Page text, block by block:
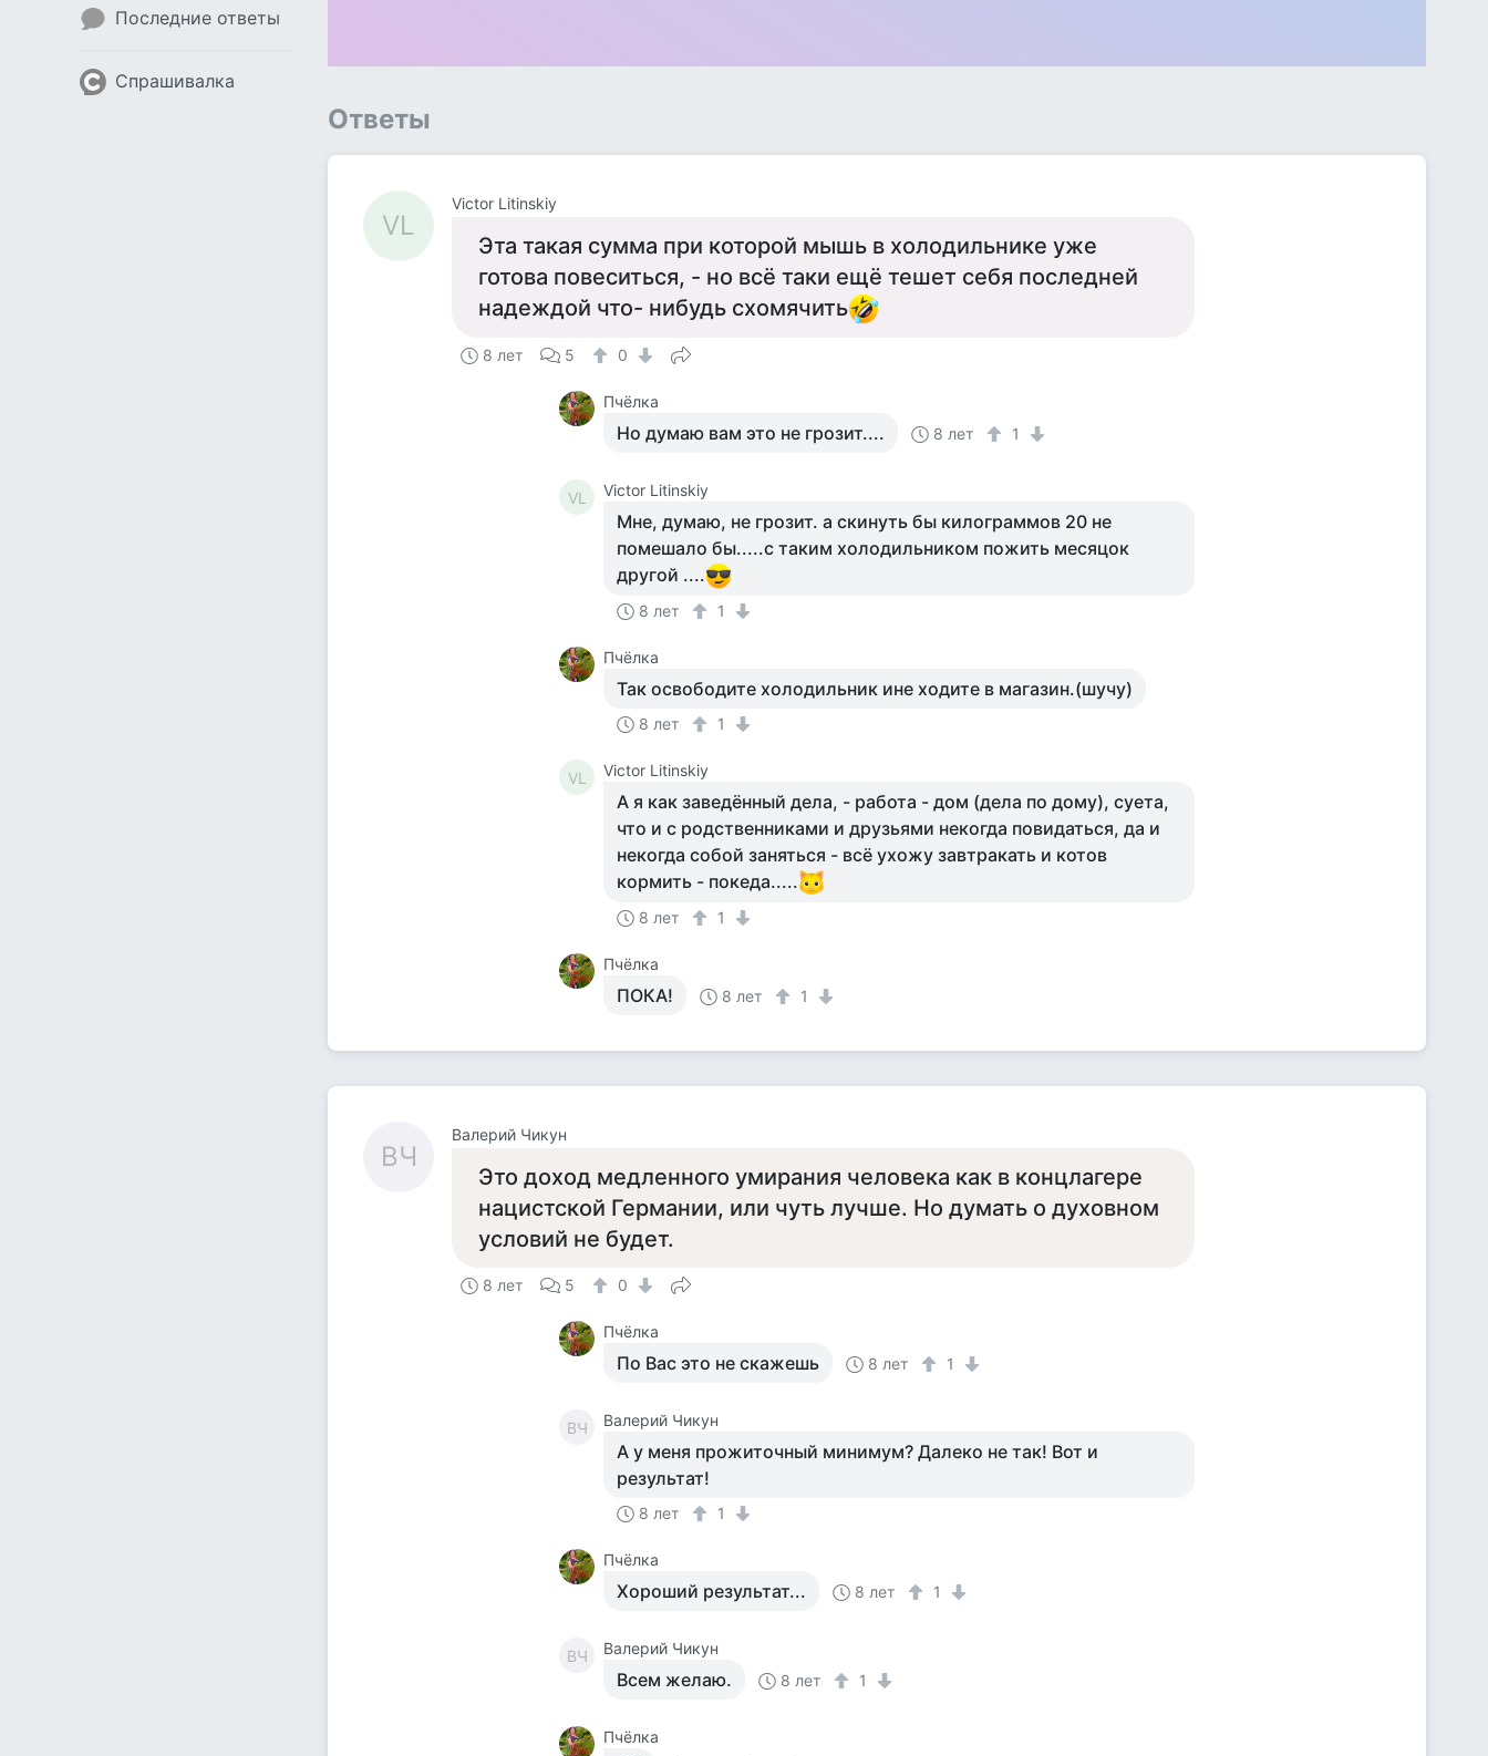
Последние ответы
Спрашивалка
Ответы
VL
Victor Litinskiy
Эта такая сумма при которой мышь в холодильнике уже
готова повеситься, - но всё таки ещё тешет себя последней
надеждой что- нибудь схомячить
8 лет 5 0
Пчёлка
Но думаю вам это не грозит.... 8 лет 1
VL Victor Litinskiy
Мне, думаю, не грозит. а скинуть бы килограммов 20 не
помешало бы.....с таким холодильником пожить месяцок
другой ....
8 лет 1
Пчёлка
Так освободите холодильник ине ходите в магазин.(шучу)
8 лет 1
VL Victor Litinskiy
А я как заведённый дела, - работа - дом (дела по дому), суета,
что и с родственниками и друзьями некогда повидаться, да и
некогда собой заняться - всё ухожу завтракать и котов
кормить - покеда.....
8 лет 1
Пчёлка
ПОКА! 8 лет 1
ВЧ
Валерий Чикун
Это доход медленного умирания человека как в концлагере
нацистской Германии, или чуть лучше. Но думать о духовном
условий не будет.
8 лет 5 0
Пчёлка
По Вас это не скажешь 8 лет 1
ВЧ Валерий Чикун
А у меня прожиточный минимум? Далеко не так! Вот и
результат!
8 лет 1
Пчёлка
Хороший результат... 8 лет 1
ВЧ Валерий Чикун
Всем желаю. 8 лет 1
Пчёлка